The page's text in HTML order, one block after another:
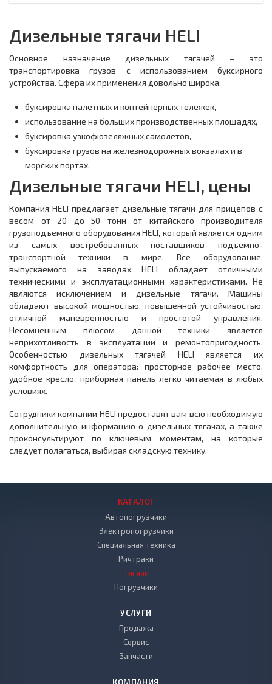
Дизельные тягачи HELI
Основное назначение дизельных тягачей – это
транспортировка грузов с использованием буксирного
устройства. Сфера их применения довольно широка:
буксировка палетных и контейнерных тележек,
использование на больших производственных площадях,
буксировка узкофюзеляжных самолетов,
буксировка грузов на железнодорожных вокзалах и в
морских портах.
Дизельные тягачи HELI, цены
Компания HELI предлагает дизельные тягачи для прицепов с
весом от 20 до 50 тонн от китайского производителя
грузоподъемного оборудования HELI, который является одним
из самых востребованных поставщиков подъемно-
транспортной техники в мире. Все оборудование,
выпускаемого на заводах HELI обладает отличными
техническими и эксплуатационными характеристиками. Не
являются исключением и дизельные тягачи. Машины
обладают высокой мощностью, повышенной устойчивостью,
отличной маневренностью и простотой управления.
Несомненным плюсом данной техники является
неприхотливость в эксплуатации и ремонтопригодность.
Особенностью дизельных тягачей HELI является их
комфортность для оператора: просторное рабочее место,
удобное кресло, приборная панель легко читаемая в любых
условиях.
Сотрудники компании HELI предоставят вам всю необходимую
дополнительную информацию о дизельных тягачах, а также
проконсультируют по ключевым моментам, на которые
следует полагаться, выбирая складскую технику.
КАТАЛОГ
Автопогрузчики
Электропогрузчики
Специальная техника
Ричтраки
Тягачи
Погрузчики
УСЛУГИ
Продажа
Сервис
Запчасти